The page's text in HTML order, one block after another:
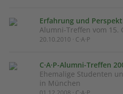
Erfahrung und
Alumni-Treffen vom 15.
20.10.2010 · C·A·P
C·A·P-Alumni-Treffen
Ehemalige Studenten
in München